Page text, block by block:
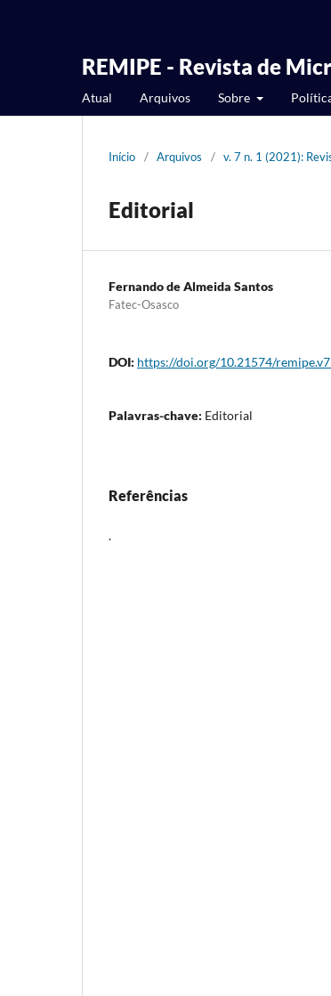
REMIPE - Revista de
Atual Arquivos Sobre
Início / Arquivos / v. 7 n. 1 (2021):
Editorial
Fernando de Almeida Santos
Fatec-Osasco
DOI: https://doi.org/10.21574/
Palavras-chave: Editorial
Referências
.